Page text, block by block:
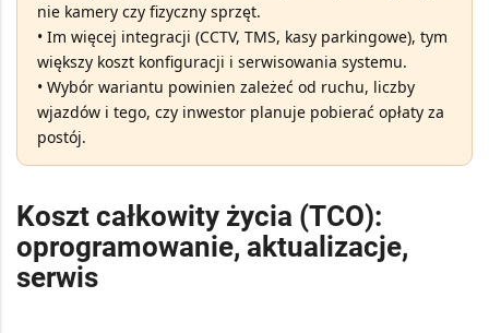
nie kamery czy fizyczny sprzęt.
• Im więcej integracji (CCTV, TMS, kasy parkingowe), tym
większy koszt konfiguracji i serwisowania systemu.
• Wybór wariantu powinien zależeć od ruchu, liczby
wjazdów i tego, czy inwestor planuje pobierać opłaty za
postój.
Koszt całkowity życia (TCO):
oprogramowanie, aktualizacje,
serwis